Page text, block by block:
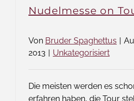
Nudelmesse on
Von Bruder Spaghettus |
2013 | Unkategorisiert
Die meisten werden es
erfahren haben, die Tour